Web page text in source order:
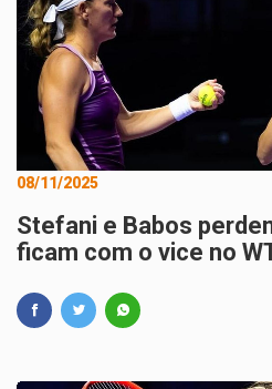
08/11/2025
Stefani e Babos
ficam com o vice no